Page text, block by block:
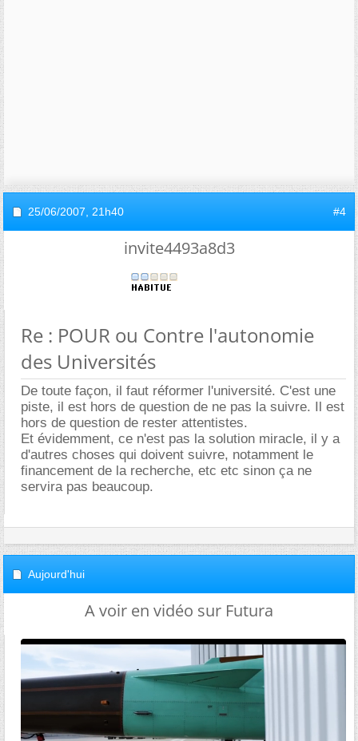
25/06/2007, 21h40 #4
invite4493a8d3
Re : POUR ou Contre l'autonomie
des Universités
De toute façon, il faut réformer l'université. C'est une
piste, il est hors de question de ne pas la suivre. Il est
hors de question de rester attentistes.
Et évidemment, ce n'est pas la solution miracle, il y a
d'autres choses qui doivent suivre, notamment le
financement de la recherche, etc etc sinon ça ne
servira pas beaucoup.
Aujourd'hui
A voir en vidéo sur Futura